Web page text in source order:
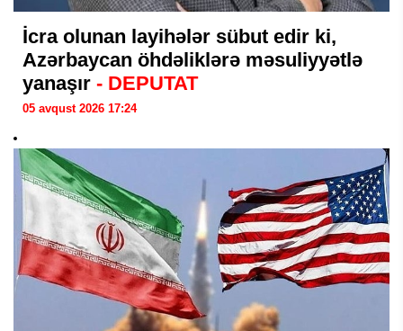
İcra olunan layihələr sübut edir ki,
Azərbaycan öhdəliklərə məsuliyyətlə
yanaşır - DEPUTAT
05 avqust 2026 17:24